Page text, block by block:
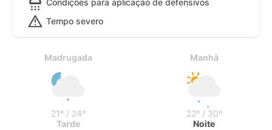
Condições para aplicação de defensivos
Tempo severo
Madrugada
21º / 24º
Manhã
22º / 30º
Tarde
Noite